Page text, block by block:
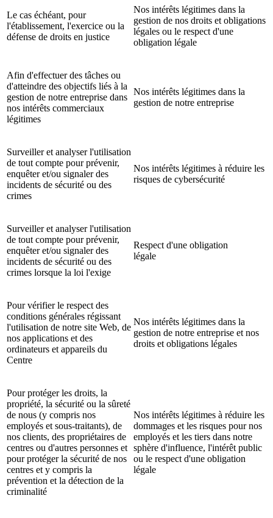
Le cas échéant, pour
l'établissement, l'exercice ou la
défense de droits en justice
Nos intérêts légitimes dans la
gestion de nos droits et obligations
légales ou le respect d'une
obligation légale
Afin d'effectuer des tâches ou
d'atteindre des objectifs liés à la
gestion de notre entreprise dans
nos intérêts commerciaux
légitimes
Nos intérêts légitimes dans la
gestion de notre entreprise
Surveiller et analyser l'utilisation
de tout compte pour prévenir,
enquêter et/ou signaler des
incidents de sécurité ou des
crimes
Nos intérêts légitimes à réduire les
risques de cybersécurité
Surveiller et analyser l'utilisation
de tout compte pour prévenir,
enquêter et/ou signaler des
incidents de sécurité ou des
crimes lorsque la loi l'exige
Respect d'une obligation
légale
Pour vérifier le respect des
conditions générales régissant
l'utilisation de notre site Web, de
nos applications et des
ordinateurs et appareils du
Centre
Nos intérêts légitimes dans la
gestion de notre entreprise et nos
droits et obligations légales
Pour protéger les droits, la
propriété, la sécurité ou la sûreté
de nous (y compris nos
employés et sous-traitants), de
nos clients, des propriétaires de
centres ou d'autres personnes et
pour protéger la sécurité de nos
centres et y compris la
prévention et la détection de la
criminalité
Nos intérêts légitimes à réduire les
dommages et les risques pour nos
employés et les tiers dans notre
sphère d'influence, l'intérêt public
ou le respect d'une obligation
légale